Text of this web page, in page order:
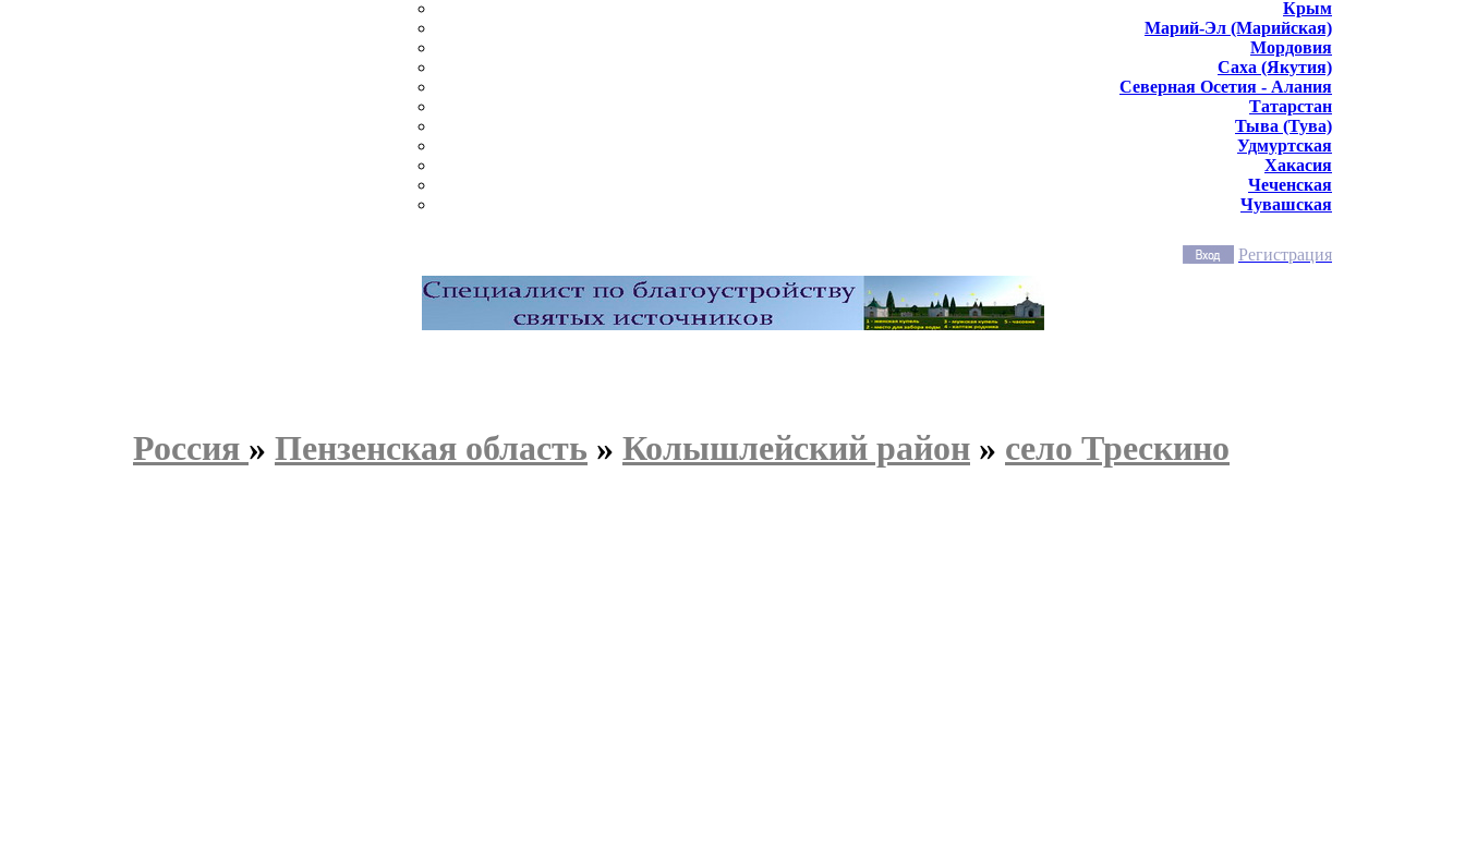
Крым
Марий-Эл (Марийская)
Мордовия
Саха (Якутия)
Северная Осетия - Алания
Татарстан
Тыва (Тува)
Удмуртская
Хакасия
Чеченская
Чувашская
Регистрация
Россия » Пензенская область » Колышлейский район » село Трескино